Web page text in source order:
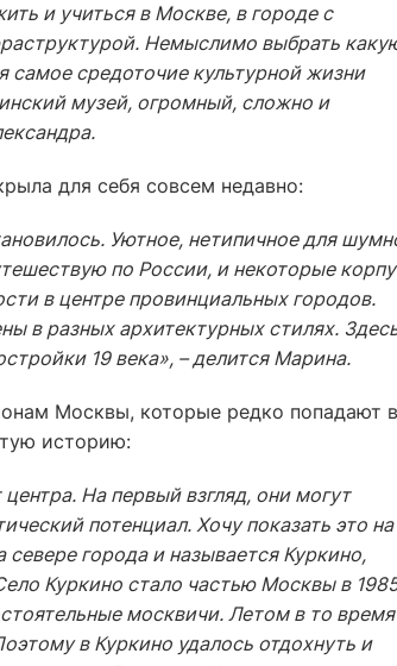
и учиться в Москве, в городе с
Немыслимо выбрать
самое средоточие культурной жизни
музей, огромный, сложно и
для себя совсем недавно:
Уютное, нетипичное для
по России, и некоторые
в центре провинциальных городов.
в разных архитектурных стилях.
19 века», – делится Марина.
Москвы, которые редко попадают в
историю:
На первый взгляд, они могут
потенциал. Хочу показать это на
города и называется Куркино,
Куркино стало частью Москвы в
москвичи. Летом в то время
в Куркино удалось отдохнуть и